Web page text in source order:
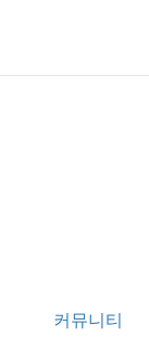
커뮤니티